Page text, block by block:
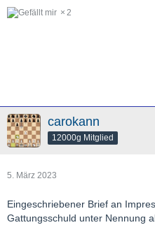
2
carokann
12000g Mitglied
5. März 2023
Eingeschriebener Brief an
Gattungsschuld unter Nennung